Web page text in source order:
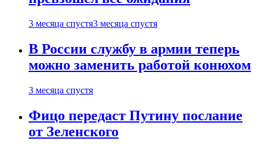
3 месяца спустя3 месяца спустя
В России службу в армии теперь
можно заменить работой конюхом
3 месяца спустя
Фицо передаст Путину послание
от Зеленского